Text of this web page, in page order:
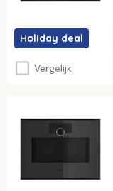
Holiday deal
Vergelijk